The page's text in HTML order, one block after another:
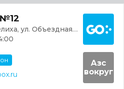
659700 с. Поспелиха, ул. Объездная, 8
Азс
вокруг